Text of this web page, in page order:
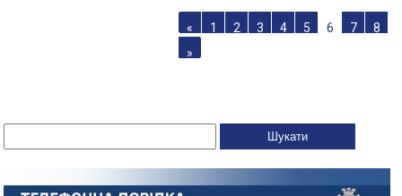
« 1 2 3 4 5 6 7
8
»